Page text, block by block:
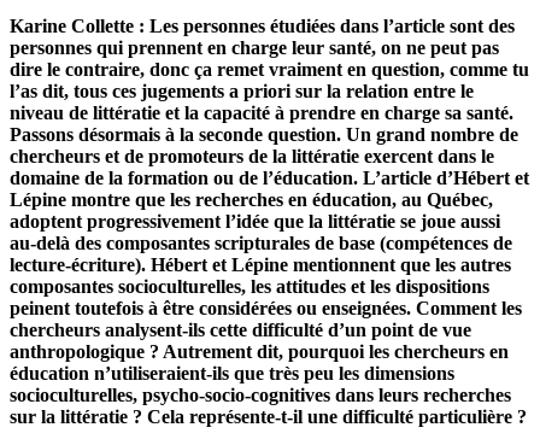
Karine Collette : Les personnes étudiées dans l’article sont des
personnes qui prennent en charge leur santé, on ne peut pas
dire le contraire, donc ça remet vraiment en question, comme tu
l’as dit, tous ces jugements a priori sur la relation entre le
niveau de littératie et la capacité à prendre en charge sa santé.
Passons désormais à la seconde question. Un grand nombre de
chercheurs et de promoteurs de la littératie exercent dans le
domaine de la formation ou de l’éducation. L’article d’Hébert et
Lépine montre que les recherches en éducation, au Québec,
adoptent progressivement l’idée que la littératie se joue aussi
au-delà des composantes scripturales de base (compétences de
lecture-écriture). Hébert et Lépine mentionnent que les autres
composantes socioculturelles, les attitudes et les dispositions
peinent toutefois à être considérées ou enseignées. Comment les
chercheurs analysent-ils cette difficulté d’un point de vue
anthropologique ? Autrement dit, pourquoi les chercheurs en
éducation n’utiliseraient-ils que très peu les dimensions
socioculturelles, psycho-socio-cognitives dans leurs recherches
sur la littératie ? Cela représente-t-il une difficulté particulière ?